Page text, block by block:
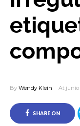
By Wendy Klein At junio
SHARE ON